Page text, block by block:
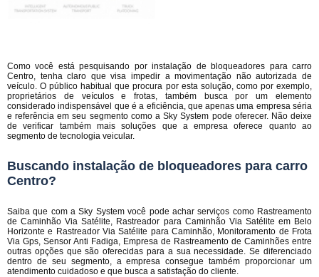
Como você está pesquisando por instalação de bloqueadores para carro
Centro, tenha claro que visa impedir a movimentação não autorizada de
veículo. O público habitual que procura por esta solução, como por exemplo,
proprietários de veículos e frotas, também busca por um elemento
considerado indispensável que é a eficiência, que apenas uma empresa séria
e referência em seu segmento como a Sky System pode oferecer. Não deixe
de verificar também mais soluções que a empresa oferece quanto ao
segmento de tecnologia veicular.
Buscando instalação de bloqueadores para carro
Centro?
Saiba que com a Sky System você pode achar serviços como Rastreamento
de Caminhão Via Satélite, Rastreador para Caminhão Via Satélite em Belo
Horizonte e Rastreador Via Satélite para Caminhão, Monitoramento de Frota
Via Gps, Sensor Anti Fadiga, Empresa de Rastreamento de Caminhões entre
outras opções que são oferecidas para a sua necessidade. Se diferenciado
dentro de seu segmento, a empresa consegue também proporcionar um
atendimento cuidadoso e que busca a satisfação do cliente.